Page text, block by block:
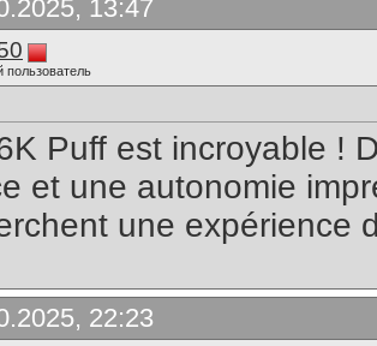
13:47
пользователь
Puff est incroyable !
et une autonomie
une expérience
22:23